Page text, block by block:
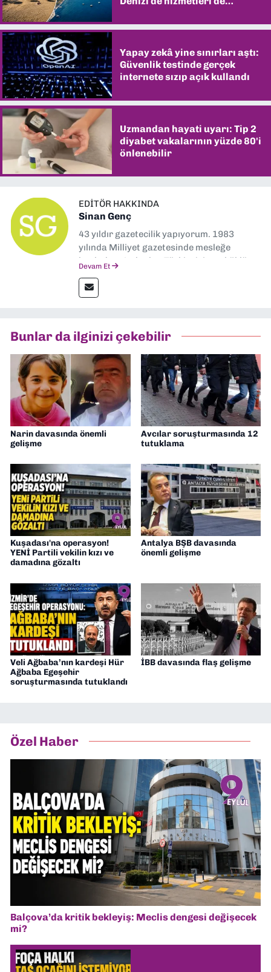
Yapay zekâ yine sınırları aştı:
Güvenlik testinde gerçek
internete sızıp açık kullandı
Uzmandan hayati uyarı: Tip 2
diyabet vakalarının yüzde 80'i
önlenebilir
EDITÖR HAKKINDA
Sinan Genç
43 yıldır gazetecilik yapıyorum. 1983
yılında Milliyet gazetesinde mesleğe
başladım. Ardından Türkiye’nin en köklü
muhabir, editör, müdür yardımcısı ve spor
müdürü olarak görev yaptım. Ayrıca Yeni
Gazetesi'nde editörlük yapıyorum
Devam Et
Bunlar da ilginizi çekebilir
Narin davasında önemli
gelişme
Avcılar soruşturmasında 12
tutuklama
Kuşadası'na operasyon!
YENİ Partili vekilin kızı ve
damadına gözaltı
Antalya BŞB davasında
önemli gelişme
Veli Ağbaba’nın kardeşi Hür
Ağbaba Egeşehir
soruşturmasında tutuklandı
İBB davasında flaş gelişme
Özel Haber
Balçova’da kritik bekleyiş: Meclis dengesi değişecek
mi?